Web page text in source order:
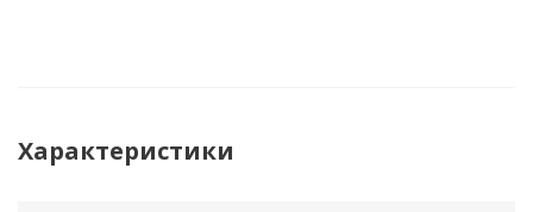
Характеристики